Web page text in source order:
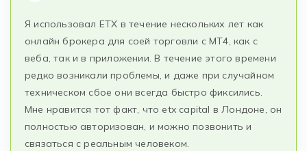
Я использовал ETX в течение нескольких лет как
онлайн брокера для соей торговли с MT4, как с
веба, так и в приложении. В течение этого времени
редко возникали проблемы, и даже при случайном
техническом сбое они всегда быстро фиксились.
Мне нравится тот факт, что etx capital в Лондоне, он
полностью авторизован, и можно позвонить и
связаться с реальным человеком.